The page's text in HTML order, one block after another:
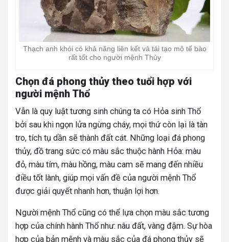
Thạch anh khói có khả năng liên kết và tái tạo mô tế bào
rất tốt cho người mệnh Thủy
Chọn đá phong thủy theo tuổi hợp với
người mệnh Thổ
Vẫn là quy luật tương sinh chúng ta có Hỏa sinh Thổ
bởi sau khi ngọn lửa ngừng cháy, mọi thứ còn lại là tàn
tro, tích tụ dần sẽ thành đất cát. Những loại đá phong
thủy, đồ trang sức có màu sắc thuộc hành Hỏa: màu
đỏ, màu tím, màu hồng, màu cam sẽ mang đến nhiều
điều tốt lành, giúp mọi vấn đề của người mệnh Thổ
được giải quyết nhanh hơn, thuận lợi hơn.
Người mệnh Thổ cũng có thể lựa chọn màu sắc tương
hợp của chính hành Thổ như: nâu đất, vàng đậm. Sự hòa
hợp của bản mệnh và màu sắc của đá phong thủy sẽ